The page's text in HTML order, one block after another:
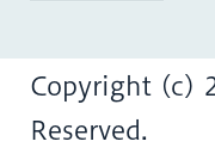
Copyright (c)
Reserved.